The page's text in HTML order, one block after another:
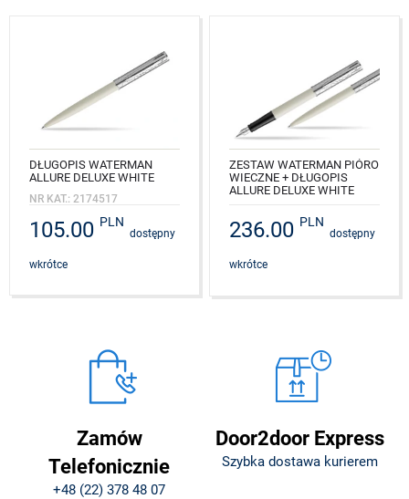
DŁUGOPIS WATERMAN
ALLURE DELUXE WHITE
NR KAT.: 2174517
105.00 PLN
dostępny
wkrótce
ZESTAW WATERMAN PIÓRO
WIECZNE + DŁUGOPIS
ALLURE DELUXE WHITE
236.00 PLN
dostępny
wkrótce
Zamów
Telefonicznie
+48 (22) 378 48 07
Door2door Express
Szybka dostawa kurierem